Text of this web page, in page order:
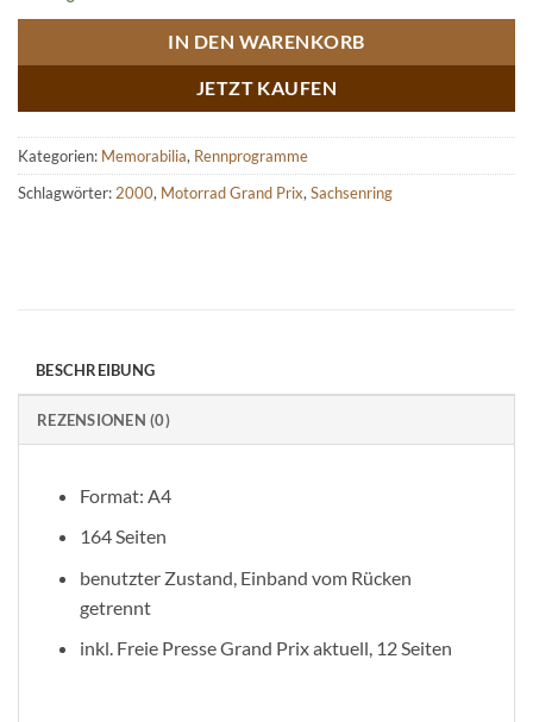
IN DEN WARENKORB
JETZT KAUFEN
Kategorien: Memorabilia, Rennprogramme
Schlagwörter: 2000, Motorrad Grand Prix, Sachsenring
BESCHREIBUNG
REZENSIONEN (0)
Format: A4
164 Seiten
benutzter Zustand, Einband vom Rücken
getrennt
inkl. Freie Presse Grand Prix aktuell, 12 Seiten